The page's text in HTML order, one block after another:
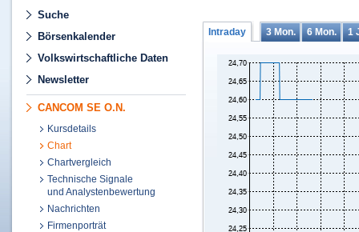
Suche
Börsenkalender
Volkswirtschaftliche Daten
Newsletter
CANCOM SE O.N.
Kursdetails
Chart
Chartvergleich
Technische Signale
und Analystenbewertung
Nachrichten
Firmenporträt
Intraday 3 Mon. 6 Mon. 1